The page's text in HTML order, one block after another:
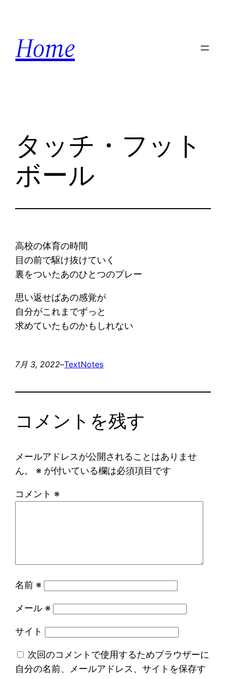
Home
タッチ・フット
ボール
高校の体育の時間
目の前で駆け抜けていく
裏をついたあのひとつのプレー
思い返せばあの感覚が
自分がこれまでずっと
求めていたものかもしれない
7月 3, 2022–TextNotes
コメントを残す
メールアドレスが公開されることはありませ
ん。
※ が付いている欄は必須項目です
コメント ※
名前 ※
メール ※
サイト
次回のコメントで使用するためブラウザーに
自分の名前、メールアドレス、サイトを保存す